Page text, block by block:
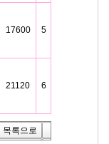
17600 5
21120 6
목록으로